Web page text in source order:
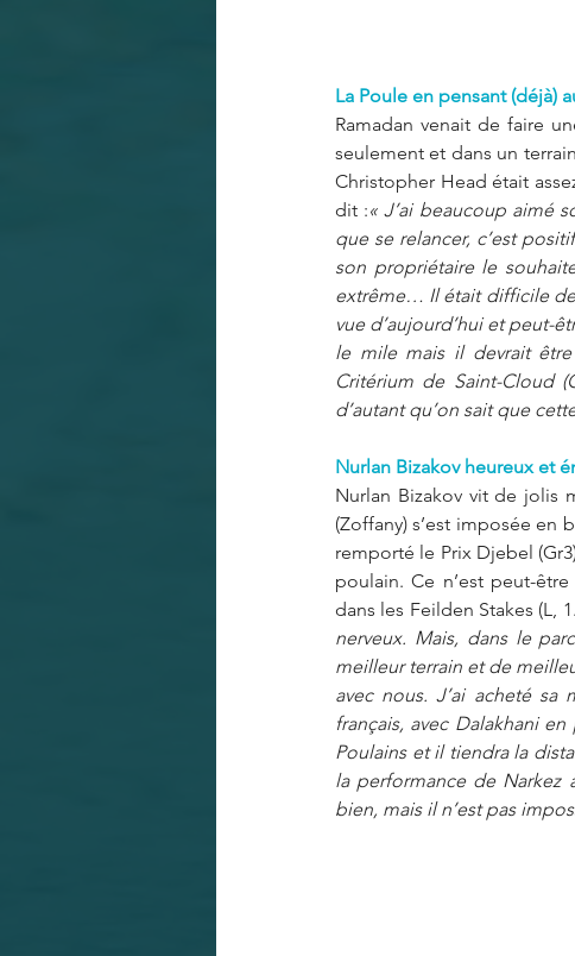
La Poule en pensant (déjà)
Ramadan venait de faire
seulement et dans un
Christopher Head était
dit :« J’ai beaucoup aimé
que se relancer, c’est
son propriétaire le
extrême… Il était difficile
vue d’aujourd’hui et peut-
le mile mais il devrait
Critérium de Saint-Cloud
d’autant qu’on sait que
Nurlan Bizakov heureux et
Nurlan Bizakov vit de jolis
(Zoffany) s’est imposée en
remporté le Prix Djebel
poulain. Ce n’est peut-
dans les Feilden Stakes (L,
nerveux. Mais, dans le
meilleur terrain et de
avec nous. J’ai acheté sa
français, avec Dalakhani
Poulains et il tiendra la
la performance de Narkez
bien, mais il n’est pas